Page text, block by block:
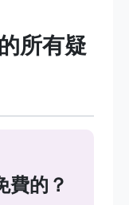
所有疑
費的？